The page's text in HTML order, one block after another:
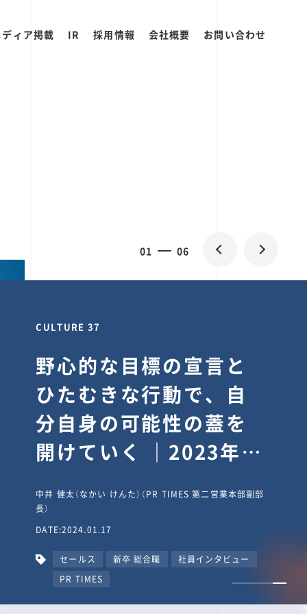
ィア掲載 IR 採用情報 会社概要 お問い合わせ
02 06
CULTURE 30
逆境では自分のスタン
スを変え“予想を裏切
り、期待を超える”【真
輔塾・前編】
山田真輔（やまだ しんすけ）（執行役員 兼 Jooto事業部
長）
DATE:2023.09.08
カルチャー CxO キャリア入社 Jooto